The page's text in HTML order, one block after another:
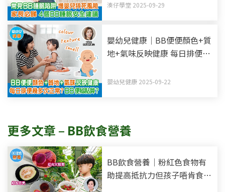
湊仔學堂 2025-09-29
嬰幼兒健康｜BB便便顏色+質
地+氣味反映健康 每日排便幾
嬰幼兒健康 2025-09-22
更多文章 – BB飲食營養
BB飲食營養｜粉紅色食物有
助提高抵抗力但孩子唔肯食？